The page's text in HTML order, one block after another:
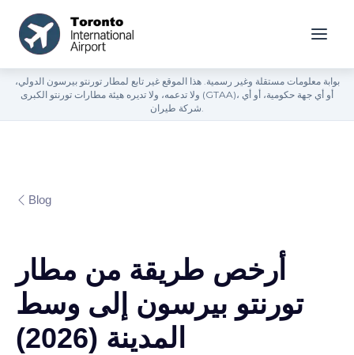
بوابة معلومات مستقلة وغير رسمية. هذا الموقع غير تابع لمطار تورنتو بيرسون الدولي،
ولا تدعمه، ولا تديره هيئة مطارات تورنتو الكبرى (GTAA)، أو أي جهة حكومية، أو أي
شركة طيران.
Blog
أرخص طريقة من مطار
تورنتو بيرسون إلى وسط
المدينة (2026)